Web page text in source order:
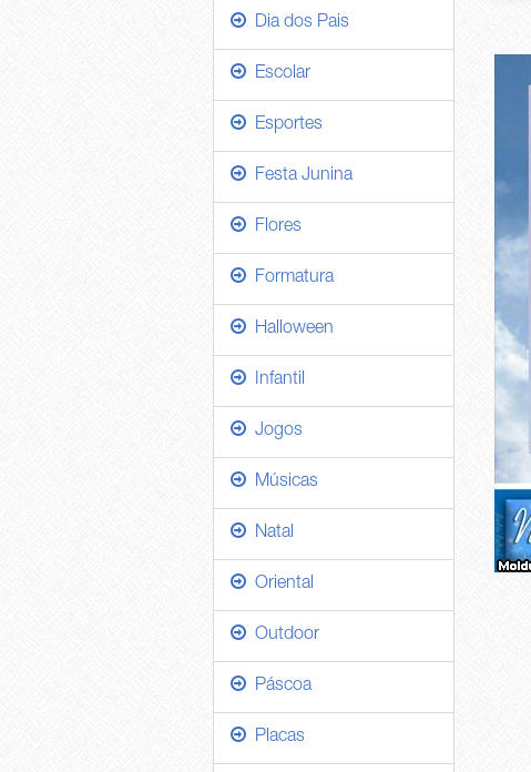
Dia dos Pais
Escolar
Esportes
Festa Junina
Flores
Formatura
Halloween
Infantil
Jogos
Músicas
Natal
Oriental
Outdoor
Páscoa
Placas